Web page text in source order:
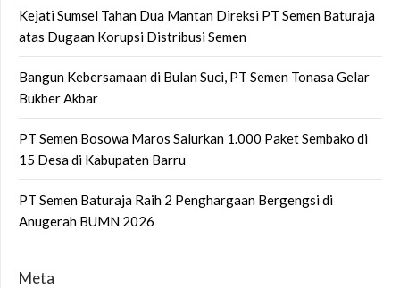
Kejati Sumsel Tahan Dua Mantan Direksi PT Semen Baturaja
atas Dugaan Korupsi Distribusi Semen
Bangun Kebersamaan di Bulan Suci, PT Semen Tonasa Gelar
Bukber Akbar
PT Semen Bosowa Maros Salurkan 1.000 Paket Sembako di
15 Desa di Kabupaten Barru
PT Semen Baturaja Raih 2 Penghargaan Bergengsi di
Anugerah BUMN 2026
Meta